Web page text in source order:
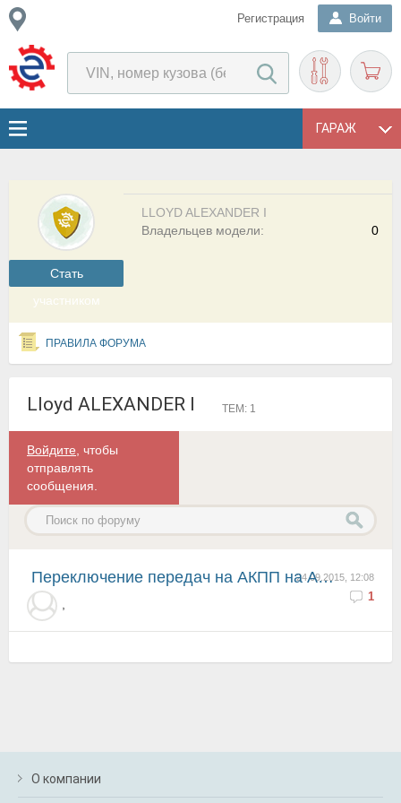
Регистрация Войти
ГАРАЖ
Cтать
участником
LLOYD ALEXANDER I
0
Владельцев модели:
ПРАВИЛА ФОРУМА
Lloyd ALEXANDER I ТЕМ: 1
Войдите , чтобы
отправлять
сообщения.
24.09.2015, 12:08
1
переключение передач на АКПП на Аккорде 13г
О компании